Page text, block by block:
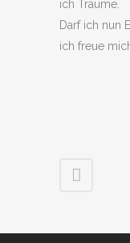
ich Träume.
Darf ich nun
ich freue